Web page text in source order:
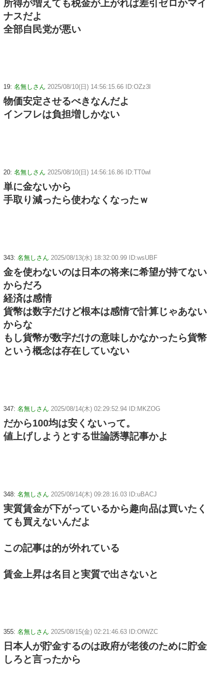
所得が増えても税金が上がれば差引ゼロかマイ
ナスだよ
全部自民党が悪い
19: 名無しさん 2025/08/10(日) 14:56:15.66 ID:OZz3l
物価安定させるべきなんだよ
インフレは負担増しかない
20: 名無しさん 2025/08/10(日) 14:56:16.86 ID:TT0wl
単に金ないから
手取り減ったら使わなくなったｗ
343: 名無しさん 2025/08/13(水) 18:32:00.99 ID:wsUBF
金を使わないのは日本の将来に希望が持てない
からだろ
経済は感情
貨幣は数字だけど根本は感情で計算じゃあない
からな
もし貨幣が数字だけの意味しかなかったら貨幣
という概念は存在していない
347: 名無しさん 2025/08/14(木) 02:29:52.94 ID:MKZOG
だから100均は安くないって。
値上げしようとする世論誘導記事かよ
348: 名無しさん 2025/08/14(木) 09:28:16.03 ID:uBACJ
実質賃金が下がっているから趣向品は買いたく
ても買えないんだよ
この記事は的が外れている
賃金上昇は名目と実質で出さないと
355: 名無しさん 2025/08/15(金) 02:21:46.63 ID:OfWZC
日本人が貯金するのは政府が老後のために貯金
しろと言ったから